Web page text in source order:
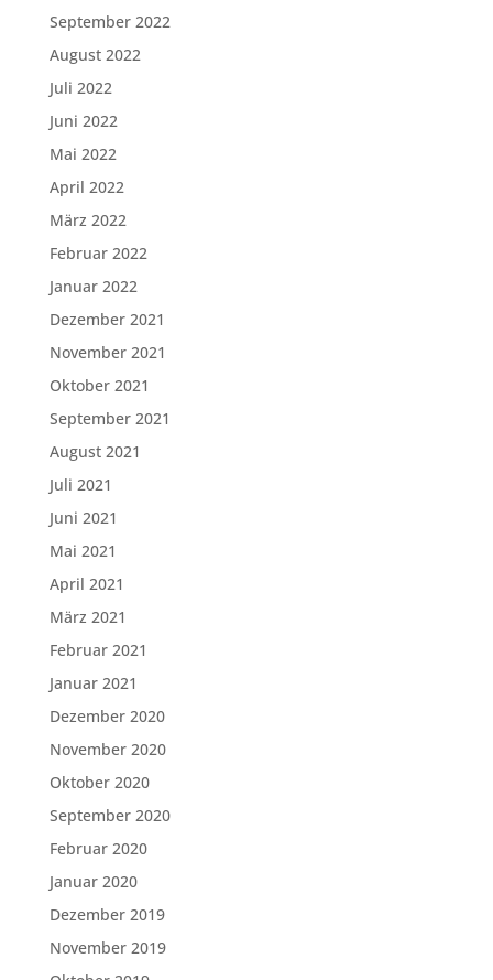
September 2022
August 2022
Juli 2022
Juni 2022
Mai 2022
April 2022
März 2022
Februar 2022
Januar 2022
Dezember 2021
November 2021
Oktober 2021
September 2021
August 2021
Juli 2021
Juni 2021
Mai 2021
April 2021
März 2021
Februar 2021
Januar 2021
Dezember 2020
November 2020
Oktober 2020
September 2020
Februar 2020
Januar 2020
Dezember 2019
November 2019